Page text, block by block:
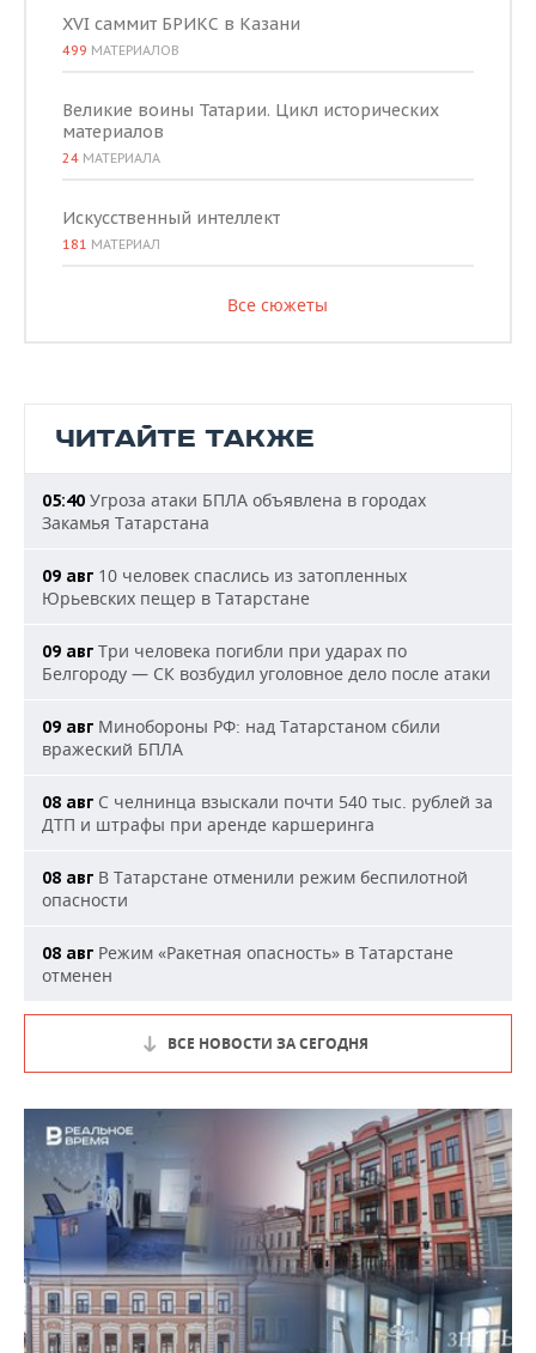
XVI саммит БРИКС в Казани
499 МАТЕРИАЛОВ
Великие воины Татарии. Цикл исторических
материалов
24 МАТЕРИАЛА
Искусственный интеллект
181 МАТЕРИАЛ
Все сюжеты
ЧИТАЙТЕ ТАКЖЕ
05:40 Угроза атаки БПЛА объявлена в городах
Закамья Татарстана
09 авг 10 человек спаслись из затопленных
Юрьевских пещер в Татарстане
09 авг Три человека погибли при ударах по
Белгороду — СК возбудил уголовное дело после атаки
09 авг Минобороны РФ: над Татарстаном сбили
вражеский БПЛА
08 авг С челнинца взыскали почти 540 тыс. рублей за
ДТП и штрафы при аренде каршеринга
08 авг В Татарстане отменили режим беспилотной
опасности
08 авг Режим «Ракетная опасность» в Татарстане
отменен
ВСЕ НОВОСТИ ЗА СЕГОДНЯ